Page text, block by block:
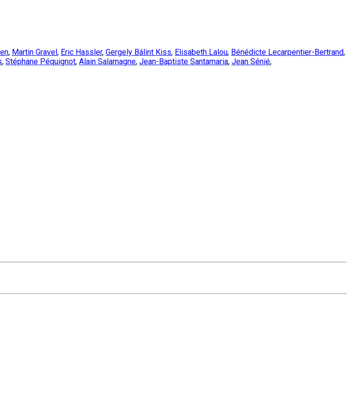
, Martin Gravel , Eric Hassler, Gergely Bálint Kiss, Elisabeth Lalou, Bénédicte Lecarpentier-Bertrand,
, Stéphane Péquignot, Alain Salamagne, Jean-Baptiste Santamaria, Jean Sénié,